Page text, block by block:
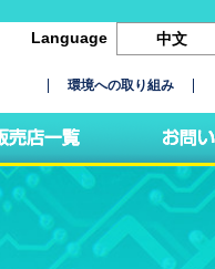
Language 中文
環境への取り組み